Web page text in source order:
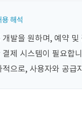
발을 원하며, 예약
결제 시스템이 필요합
적으로, 사용자와 공급